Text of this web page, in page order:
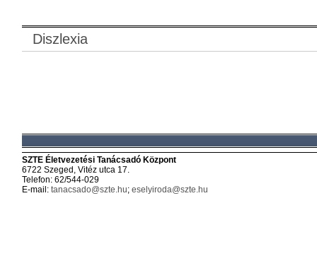
Diszlexia
SZTE Életvezetési Tanácsadó Központ
6722 Szeged, Vitéz utca 17.
Telefon: 62/544-029
E-mail: tanacsado@szte.hu; eselyiroda@szte.hu